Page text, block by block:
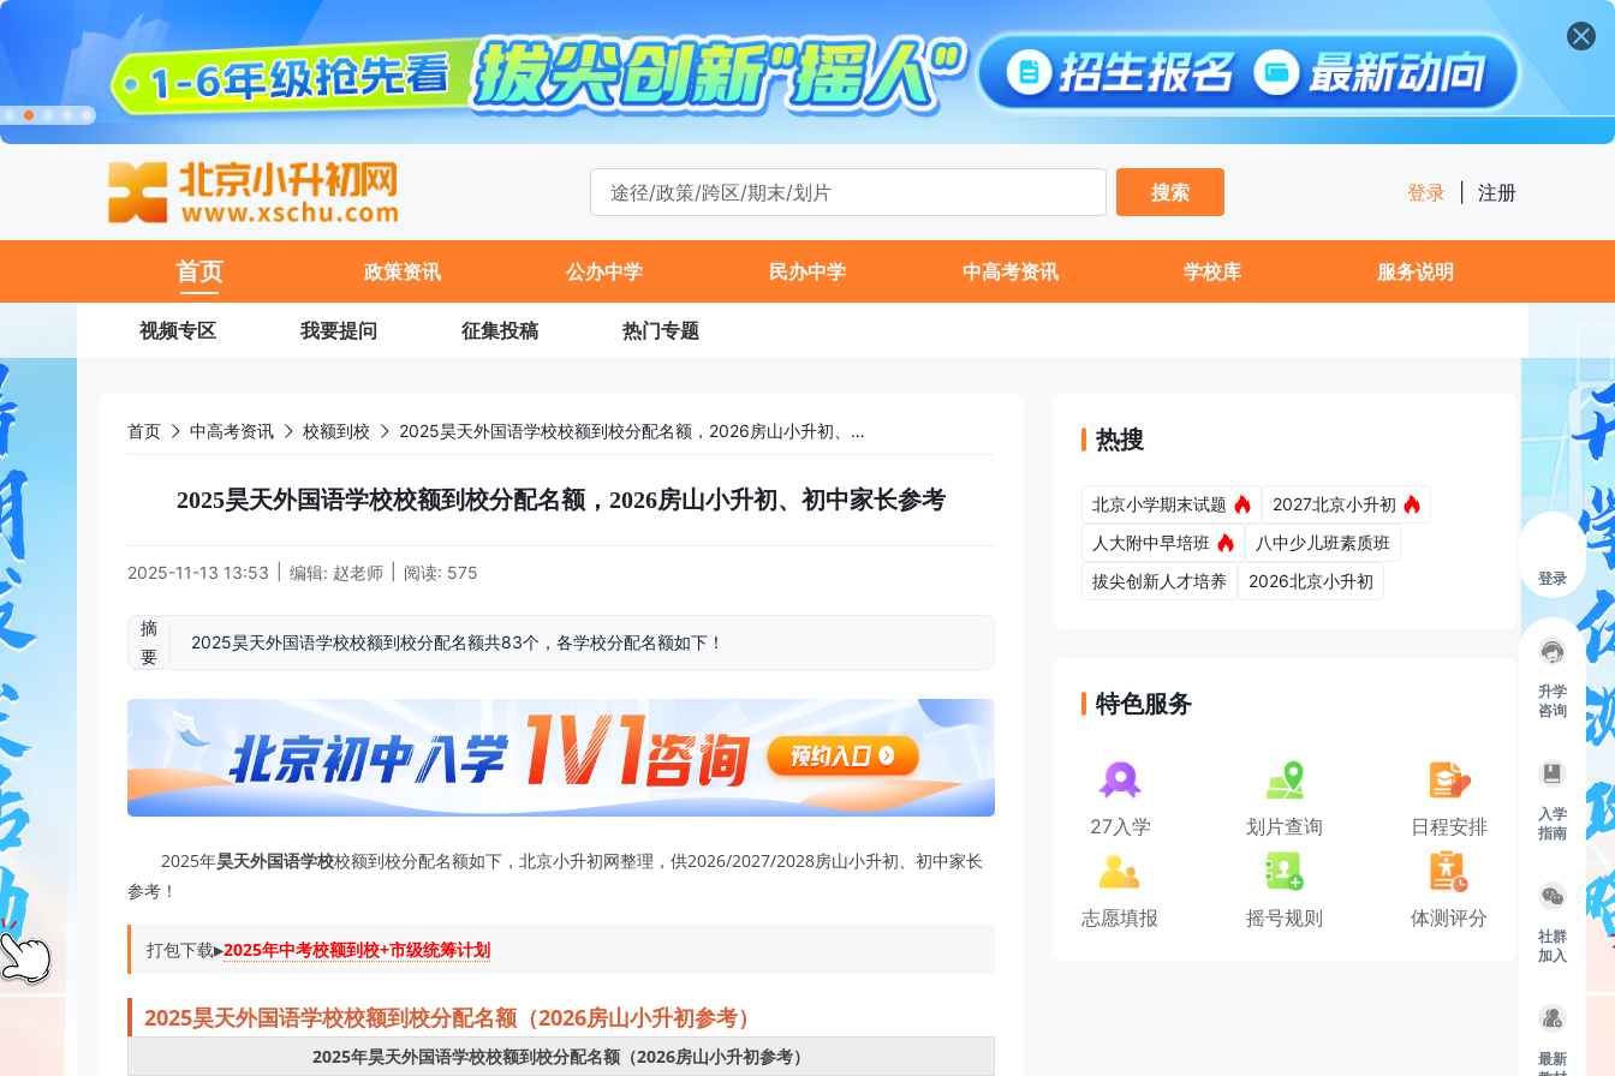
登录
升学
咨询
入学
指南
社群
加入
最新
搜索
登录 注册
首页 政策资讯 公办中学 民办中学 中高考资讯 学校库 服务说明
视频专区 我要提问 征集投稿 热门专题
首页 中高考资讯 校额到校 2025昊天外国语学校校额到校分配名额，2026房山小升初、初中家长参考
2025昊天外国语学校校额到校分配名额，2026房山小升初、初中家长参考
2025-11-13 13:53 编辑: 赵老师 阅读: 575
摘
要
2025昊天外国语学校校额到校分配名额共83个，各学校分配名额如下！
2025年昊天外国语学校校额到校分配名额如下，北京小升初网整理，供2026/2027/2028房山小升初、初中家长
参考！
打包下载▶️2025年中考校额到校+市级统筹计划
2025昊天外国语学校校额到校分配名额（2026房山小升初参考）
2025年昊天外国语学校校额到校分配名额（2026房山小升初参考）
热搜
北京小学期末试题
2027北京小升初
人大附中早培班
八中少儿班素质班
拔尖创新人才培养
2026北京小升初
特色服务
27入学 划片查询 日程安排
志愿填报 摇号规则 体测评分